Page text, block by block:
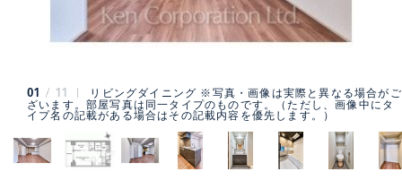
01 11
リビングダイニング ※写真・画像は実際と異なる場合がご
ざいます。部屋写真は同一タイプのものです。（ただし、画像中にタ
イプ名の記載がある場合はその記載内容を優先します。）